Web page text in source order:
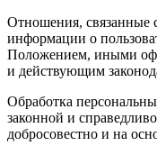
Отношения, связанные
информации о
Положением, иными
и действующим
Обработка
законной и
добросовестно и на